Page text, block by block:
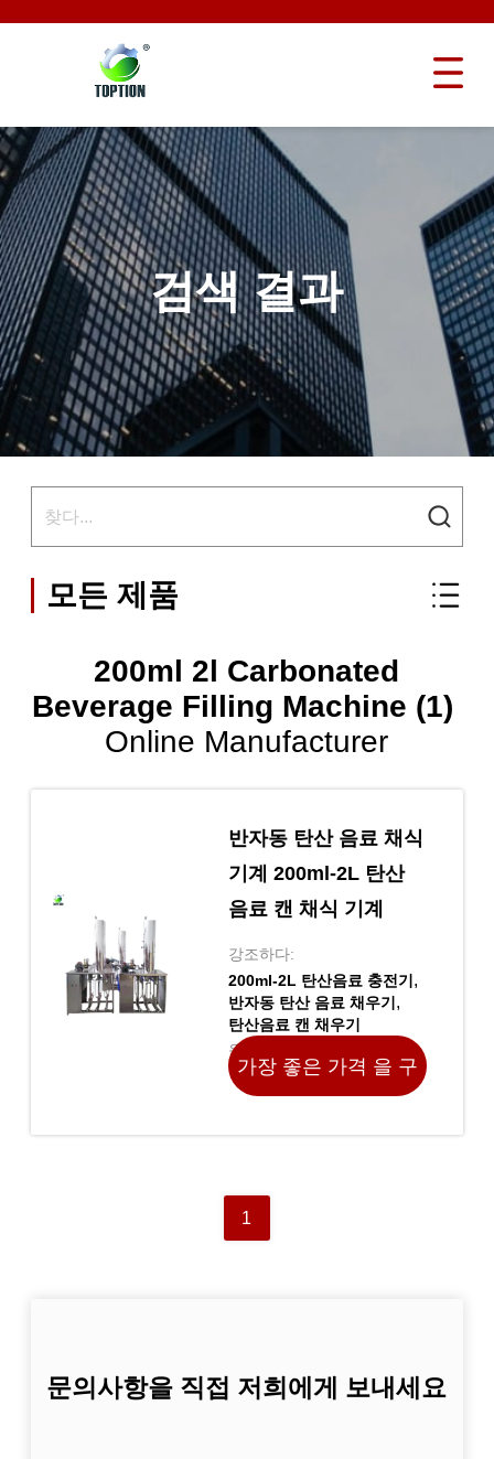
검색 결과
모든 제품
200ml 2l Carbonated
Beverage Filling Machine (1)
Online Manufacturer
반자동 탄산 음료 채식
기계 200ml-2L 탄산
음료 캔 채식 기계
강조하다:
200ml-2L 탄산음료 충전기 ,
반자동 탄산 음료 채우기 ,
탄산음료 캔 채우기
가장 좋은 가격 을 구
1
문의사항을 직접 저희에게 보내세요